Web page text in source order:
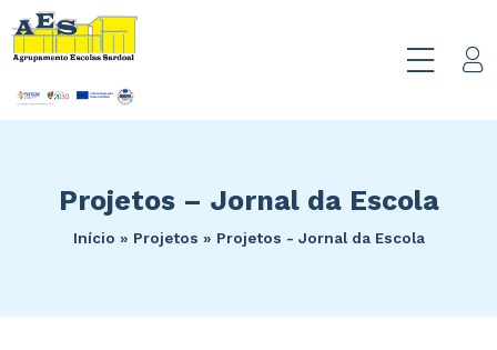
Projetos – Jornal da Escola
Início » Projetos » Projetos - Jornal da Escola